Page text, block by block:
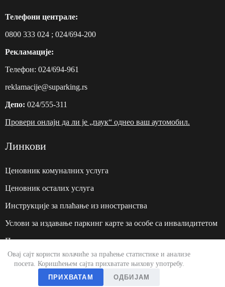
Овај сајт користи колачиће за праћење статистике и анализе
посета. Коришћењем сајта прихватате њихову употребу.
ПРИХВАТАМ
ОДБИЈАМ
Телефони централе:
0800 333 024 ; 024/694-200
Рекламације:
Телефон: 024/694-961
reklamacije@suparking.rs
Депо: 024/555-311
Провери онлајн да ли је „паук“ однео ваш аутомобил.
Линкови
Ценовник комуналних услуга
Ценовник осталих услуга
Инструкције за плаћање из иностранства
Услови за издавање паркинг карте за особе са инвалидитетом
Политика приватности
Веб сајт:suparking.rs